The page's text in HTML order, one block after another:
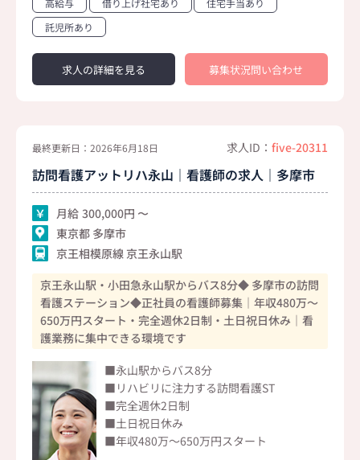
託児所あり
求人の詳細を見る 募集状況問い合わせ
最終更新日：2026年6月18日 求人ID： five-20311
訪問看護アットリハ永山｜看護師の求人｜多摩市
月給 300,000
東京都 多摩市
京王相模原線 京王永山駅
京王永山駅・小田急永山駅からバス8分◆ 多摩市の訪問
看護ステーション◆正社員の看護師募集｜年収480万～
650万円スタート・完全週休2日制・土日祝日休み｜看
護業務に集中できる環境です
■永山駅からバス8分
■リハビリに注力する訪問看護ST
■完全週休2日制
■土日祝日休み
■年収480万～650万円スタート